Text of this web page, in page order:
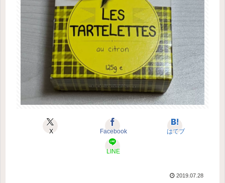
X Facebook はてブ
LINE
2019.07.28